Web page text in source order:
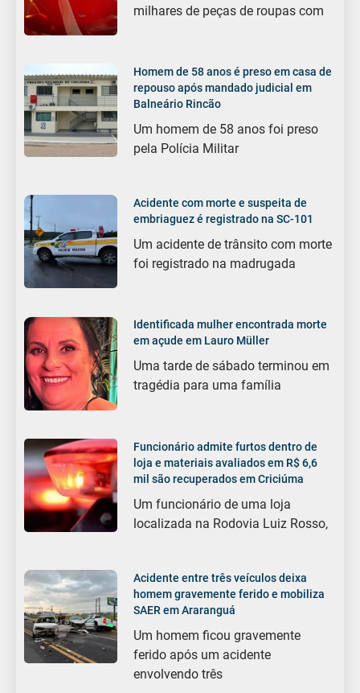
milhares de peças de roupas com
Homem de 58 anos é preso em casa de
repouso após mandado judicial em
Balneário Rincão
Um homem de 58 anos foi preso
pela Polícia Militar
Acidente com morte e suspeita de
embriaguez é registrado na SC-101
Um acidente de trânsito com morte
foi registrado na madrugada
Identificada mulher encontrada morte
em açude em Lauro Müller
Uma tarde de sábado terminou em
tragédia para uma família
Funcionário admite furtos dentro de
loja e materiais avaliados em R$ 6,6
mil são recuperados em Criciúma
Um funcionário de uma loja
localizada na Rodovia Luiz Rosso,
Acidente entre três veículos deixa
homem gravemente ferido e mobiliza
SAER em Araranguá
Um homem ficou gravemente
ferido após um acidente
envolvendo três